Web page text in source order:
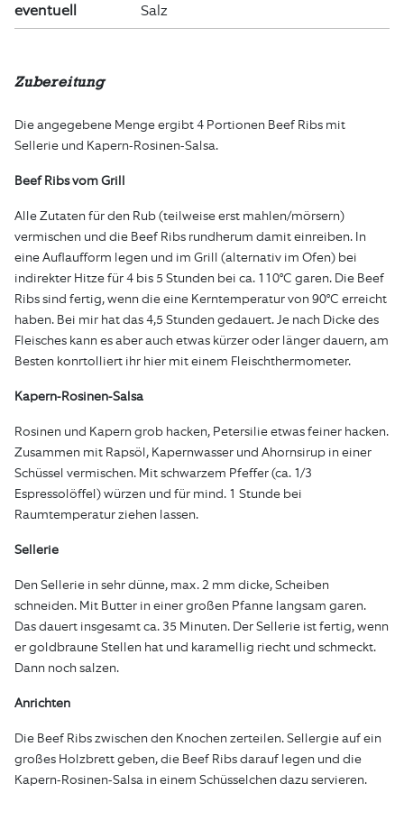
eventuell
Salz
Zubereitung
Die angegebene Menge ergibt 4 Portionen Beef Ribs mit
Sellerie und Kapern-Rosinen-Salsa.
Beef Ribs vom Grill
Alle Zutaten für den Rub (teilweise erst mahlen/mörsern)
vermischen und die Beef Ribs rundherum damit einreiben. In
eine Auflaufform legen und im Grill (alternativ im Ofen) bei
indirekter Hitze für 4 bis 5 Stunden bei ca. 110°C garen. Die Beef
Ribs sind fertig, wenn die eine Kerntemperatur von 90°C erreicht
haben. Bei mir hat das 4,5 Stunden gedauert. Je nach Dicke des
Fleisches kann es aber auch etwas kürzer oder länger dauern, am
Besten konrtolliert ihr hier mit einem Fleischthermometer.
Kapern-Rosinen-Salsa
Rosinen und Kapern grob hacken, Petersilie etwas feiner hacken.
Zusammen mit Rapsöl, Kapernwasser und Ahornsirup in einer
Schüssel vermischen. Mit schwarzem Pfeffer (ca. 1/3
Espressolöffel) würzen und für mind. 1 Stunde bei
Raumtemperatur ziehen lassen.
Sellerie
Den Sellerie in sehr dünne, max. 2 mm dicke, Scheiben
schneiden. Mit Butter in einer großen Pfanne langsam garen.
Das dauert insgesamt ca. 35 Minuten. Der Sellerie ist fertig, wenn
er goldbraune Stellen hat und karamellig riecht und schmeckt.
Dann noch salzen.
Anrichten
Die Beef Ribs zwischen den Knochen zerteilen. Sellergie auf ein
großes Holzbrett geben, die Beef Ribs darauf legen und die
Kapern-Rosinen-Salsa in einem Schüsselchen dazu servieren.